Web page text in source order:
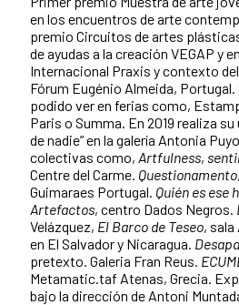
en los encuentros de arte
premio Circuitos de artes
de ayudas a la creación VEGAP y
Internacional Praxis y contexto
Fórum Eugénio Almeida, Portugal.
podido ver en ferias como,
Paris o Summa. En 2019 realiza
de nadie” en la galería Antonia
colectivas como, Artfulness,
Centre del Carme. Questionamento
Guimaraes Portugal. Quién es ese
Artefactos, centro Dados Negros.
Velázquez, El Barco de Teseo,
en El Salvador y Nicaragua.
pretexto. Galeria Fran Reus.
Metamatic.taf Atenas, Grecia.
bajo la dirección de Antoni